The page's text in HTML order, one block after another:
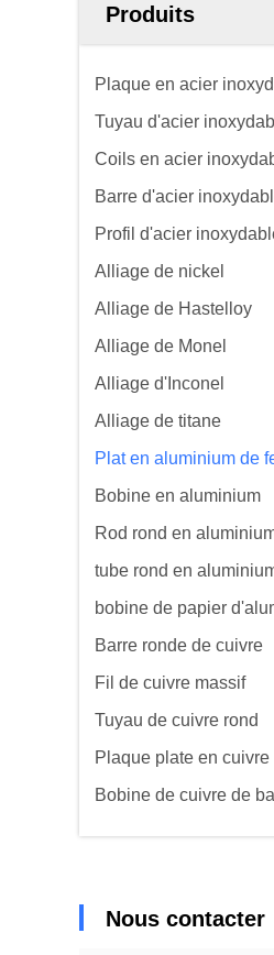
Produits
Plaque en acier
Tuyau d'acier
Coils en acier
Barre d'acier
Profil d'acier
Alliage de nickel
Alliage de Hastelloy
Alliage de Monel
Alliage d'Inconel
Alliage de titane
Plat en aluminium de
Bobine en aluminium
Rod rond en
tube rond en
bobine de papier
Barre ronde de cuivre
Fil de cuivre massif
Tuyau de cuivre rond
Plaque plate en cuivre
Bobine de cuivre de
Nous contacter